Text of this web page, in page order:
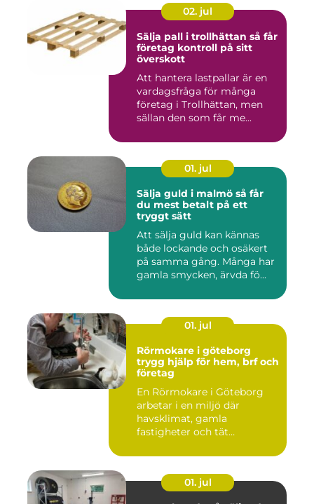
02. jul
Sälja pall i trollhättan så får
företag kontroll på sitt
överskott
Att hantera lastpallar är en
vardagsfråga för många
företag i Trollhättan, men
sällan den som får me...
01. jul
Sälja guld i malmö så får
du mest betalt på ett
tryggt sätt
Att sälja guld kan kännas
både lockande och osäkert
på samma gång. Många har
gamla smycken, ärvda fö...
01. jul
Rörmokare i göteborg
trygg hjälp för hem, brf och
företag
En Rörmokare i Göteborg
arbetar i en miljö där
havsklimat, gamla
fastigheter och tät
01. jul